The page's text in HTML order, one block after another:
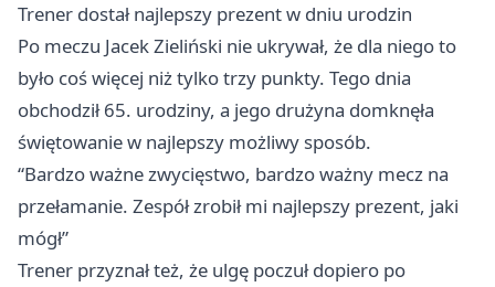
Trener dostał najlepszy prezent w dniu urodzin
Po meczu Jacek Zieliński nie ukrywał, że dla niego to
było coś więcej niż tylko trzy punkty. Tego dnia
obchodził 65. urodziny, a jego drużyna domknęła
świętowanie w najlepszy możliwy sposób.
“Bardzo ważne zwycięstwo, bardzo ważny mecz na
przełamanie. Zespół zrobił mi najlepszy prezent, jaki
mógł”
Trener przyznał też, że ulgę poczuł dopiero po